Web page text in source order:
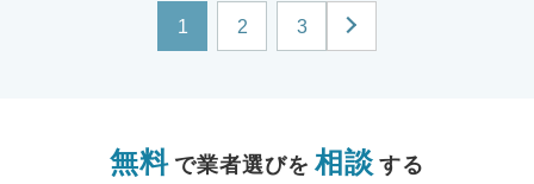
1 2 3
無料 で業者選びを 相談 する